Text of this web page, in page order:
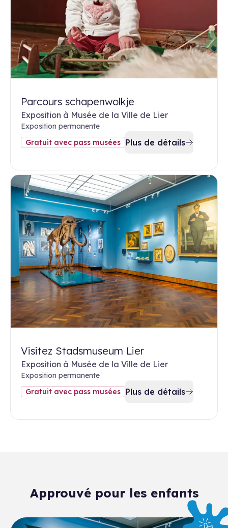
Parcours schapenwolkje
Exposition à Musée de la Ville de Lier
Exposition permanente
Gratuit avec pass musées Plus de détails
Visitez Stadsmuseum Lier
Exposition à Musée de la Ville de Lier
Exposition permanente
Gratuit avec pass musées Plus de détails
Approuvé pour les enfants